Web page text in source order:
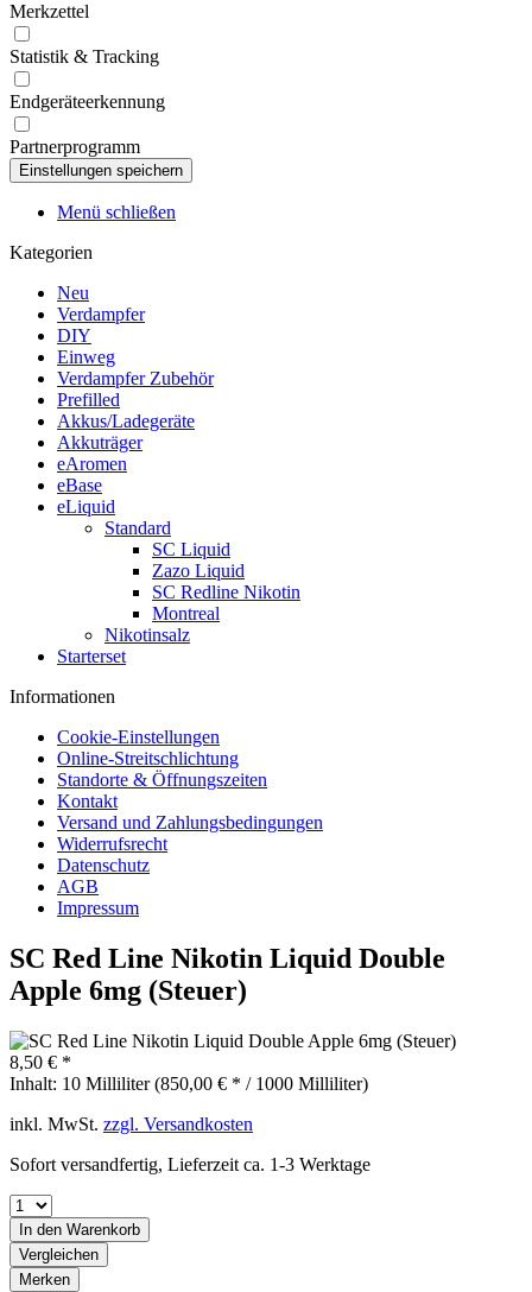
Merkzettel
Statistik & Tracking
Endgeräteerkennung
Partnerprogramm
Menü schließen
Kategorien
Neu
Verdampfer
DIY
Einweg
Verdampfer Zubehör
Prefilled
Akkus/Ladegeräte
Akkuträger
eAromen
eBase
eLiquid
Standard
SC Liquid
Zazo Liquid
SC Redline Nikotin
Montreal
Nikotinsalz
Starterset
Informationen
Cookie-Einstellungen
Online-Streitschlichtung
Standorte & Öffnungszeiten
Kontakt
Versand und Zahlungsbedingungen
Widerrufsrecht
Datenschutz
AGB
Impressum
SC Red Line Nikotin Liquid Double
Apple 6mg (Steuer)
8,50 € *
Inhalt: 10 Milliliter (850,00 € * / 1000 Milliliter)
inkl. MwSt. zzgl. Versandkosten
Sofort versandfertig, Lieferzeit ca. 1-3 Werktage
In den Warenkorb
Vergleichen
Merken